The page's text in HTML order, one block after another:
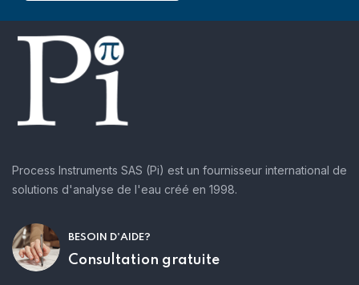
Process Instruments SAS (Pi) est un fournisseur international de
solutions d'analyse de l'eau créé en 1998.
BESOIN D'AIDE?
Consultation gratuite